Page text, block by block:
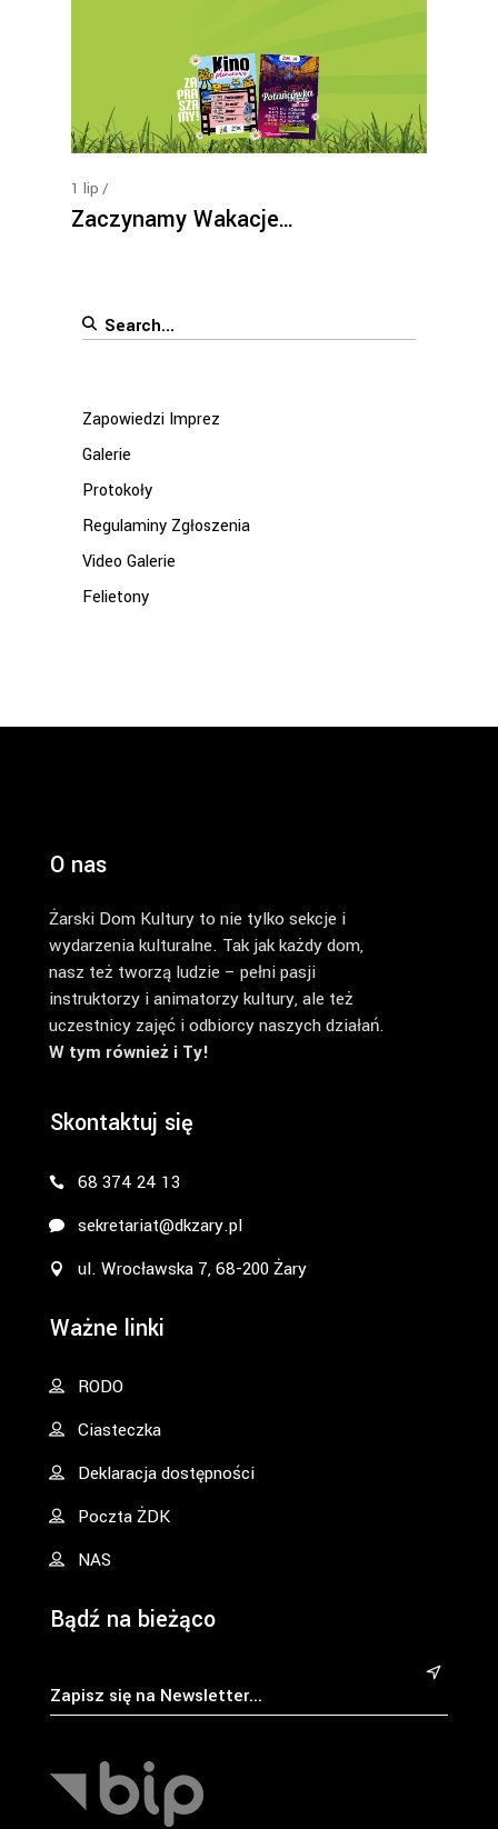
1 lip
Zaczynamy Wakacje…
Search
Zapowiedzi Imprez
Galerie
Protokoły
Regulaminy Zgłoszenia
Video Galerie
Felietony
O nas
Żarski Dom Kultury to nie tylko sekcje i
wydarzenia kulturalne. Tak jak każdy dom,
nasz też tworzą ludzie – pełni pasji
instruktorzy i animatorzy kultury, ale też
uczestnicy zajęć i odbiorcy naszych działań.
W tym również i Ty!
Skontaktuj się
68 374 24 13
sekretariat@dkzary.pl
ul. Wrocławska 7, 68-200 Żary
Ważne linki
RODO
Ciasteczka
Deklaracja dostępności
Poczta ŻDK
NAS
Bądź na bieżąco
&